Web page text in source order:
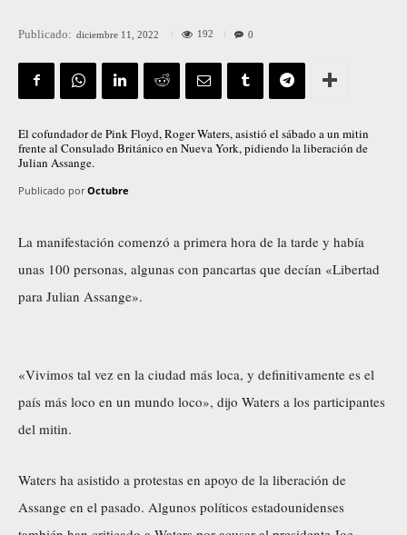
Publicado: diciembre 11, 2022 192 0
El cofundador de Pink Floyd, Roger Waters, asistió el sábado a un mitin
frente al Consulado Británico en Nueva York, pidiendo la liberación de
Julian Assange.
Publicado por Octubre
La manifestación comenzó a primera hora de la tarde y había
unas 100 personas, algunas con pancartas que decían «Libertad
para Julian Assange».
«Vivimos tal vez en la ciudad más loca, y definitivamente es el
país más loco en un mundo loco», dijo Waters a los participantes
del mitin.
Waters ha asistido a protestas en apoyo de la liberación de
Assange en el pasado. Algunos políticos estadounidenses